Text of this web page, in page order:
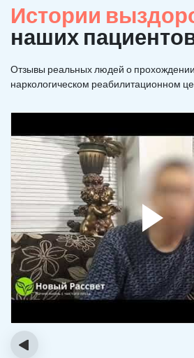
Истории
наших
Отзывы реальных людей о
наркологическом реабилитационном
‹